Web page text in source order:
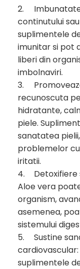
2.
continutului
suplimentele
imunitar si pot
liberi din
imbolnaviri.
3.
recunoscuta
hidratante,
piele.
sanatatea
problemelor
iritatii.
4.
Detoxifiere
Aloe vera
organism,
asemenea,
sistemului
5.
Sustine
suplimentele